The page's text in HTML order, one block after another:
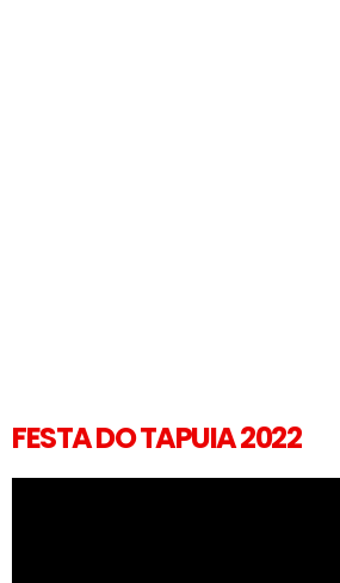
FESTA DO TAPUIA 2022